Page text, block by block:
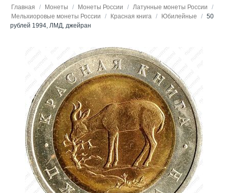
Главная / Монеты / Монеты России / Латунные монеты России
/
Мельхиоровые монеты России
/ Красная книга / Юбилейные / 50
рублей 1994, ЛМД, джейран